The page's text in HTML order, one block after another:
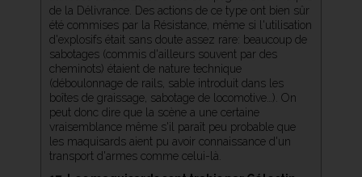
de la Délivrance. Des actions de ce type ont bien sûr
été commises par la Résistance, même si l'utilisation
d'explosifs était sans doute assez rare: beaucoup de
sabotages (commis d'ailleurs souvent par des
cheminots) étaient de nature technique
(déboulonnage de rails, sable introduit dans les
boîtes de graissage, sabotage de locomotive…). On
peut donc dire que la scène a une certaine
vraisemblance même s'il paraît peu probable que
les maquisards aient pu avoir connaissance d'un
transport d'armes comme celui-là.